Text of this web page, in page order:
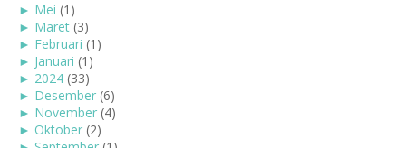
► Mei (1)
► Maret (3)
► Februari (1)
► Januari (1)
► 2024 (33)
► Desember (6)
► November (4)
► Oktober (2)